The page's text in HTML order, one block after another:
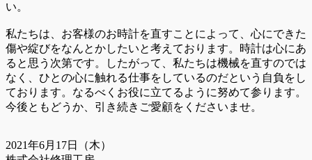
い。
私たちは、お客様のお時計を直すことによって、心にできた
傷や綻びをなんとかしたいと考えております。時計は心にあ
ると思う次第です。したがって、私たちは機械を直すのでは
なく、ひとの心に触れる仕事をしているのだという自負をし
ております。なるべくお役に立てるように努めて参ります。
今後ともどうか、引き続きご愛顧をくださいませ。
2021年6月17日（木）